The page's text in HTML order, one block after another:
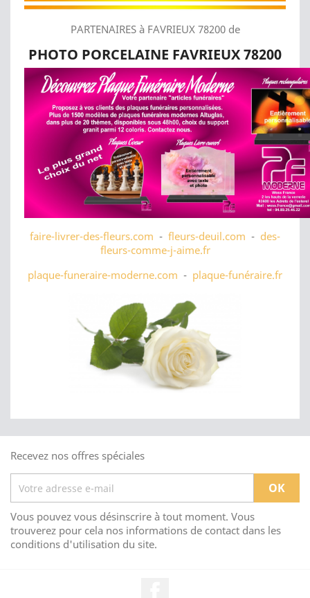
PARTENAIRES à FAVRIEUX 78200 de
PHOTO PORCELAINE FAVRIEUX 78200
faire-livrer-des-fleurs.com - fleurs-deuil.com - des-
fleurs-comme-j-aime.fr
plaque-funeraire-moderne.com - plaque-funéraire.fr
Recevez nos offres spéciales
Vous pouvez vous désinscrire à tout moment. Vous
trouverez pour cela nos informations de contact dans les
conditions d'utilisation du site.